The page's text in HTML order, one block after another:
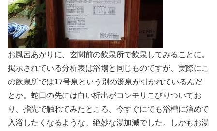
お風呂あがりに、玄関前の飲泉所で飲泉してみることに。
掲示されている分析表は浴場と同じものですが、実際にこ
の飲泉所では17号泉という別の源泉が引かれているんだ
とか。蛇口の先には白い析出がコンモリこびりついてお
り、指先で触れてみたところ、今すぐにでも浴槽に溜めて
入浴したくなるような、絶妙な湯加減でした。しかもお湯